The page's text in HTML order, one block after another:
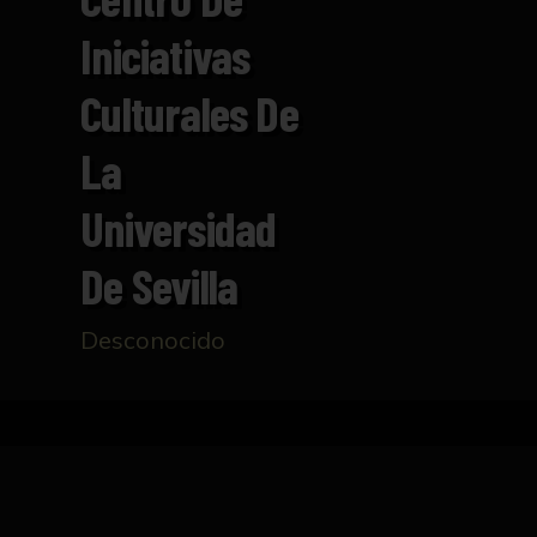
Iniciativas
Culturales De
La
Universidad
De Sevilla
Desconocido